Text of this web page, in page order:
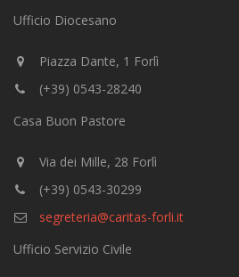
Ufficio Diocesano
Piazza Dante, 1 Forlì
(+39) 0543-28240
Casa Buon Pastore
Via dei Mille, 28 Forlì
(+39) 0543-30299
segreteria@caritas-forli.it
Ufficio Servizio Civile